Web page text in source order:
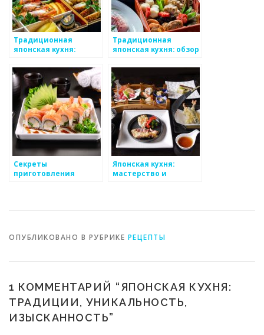
Традиционная
японская кухня:
гармония в каждом
блюде
Традиционная
японская кухня: обзор
Секреты
приготовления
Японская кухня:
мастерство и
ОПУБЛИКОВАНО В РУБРИКЕ РЕЦЕПТЫ
1 КОММЕНТАРИЙ “ ЯПОНСКАЯ КУХНЯ:
ТРАДИЦИИ, УНИКАЛЬНОСТЬ,
ИЗЫСКАННОСТЬ”